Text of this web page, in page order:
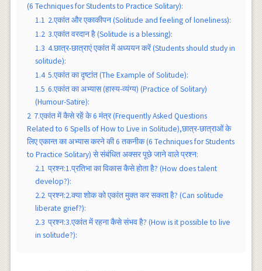
(6 Techniques for Students to Practice Solitary):
1.1 2.एकांत और एकाकीपन (Solitude and feeling of loneliness):
1.2 3.एकांत वरदान है (Solitude is a blessing):
1.3 4.छात्र-छात्राएं एकांत में अध्ययन करें (Students should study in
solitude):
1.4 5.एकांत का दृष्टांत (The Example of Solitude):
1.5 6.एकांत का अभ्यास (हास्य-व्यंग्य) (Practice of Solitary)
(Humour-Satire):
2 7.एकांत में कैसे रहें के 6 मंत्र (Frequently Asked Questions
Related to 6 Spells of How to Live in Solitude),छात्र-छात्राओं के
लिए एकान्त का अभ्यास करने की 6 तकनीक (6 Techniques for Students
to Practice Solitary) से संबंधित अक्सर पूछे जाने वाले प्रश्न:
2.1 प्रश्न:1.प्रतिभा का विकास कैसे होता है? (How does talent
develop?):
2.2 प्रश्न:2.क्या शोक को एकांत मुक्त कर सकता है? (Can solitude
liberate grief?):
2.3 प्रश्न:3.एकांत में रहना कैसे संभव है? (How is it possible to live
in solitude?):